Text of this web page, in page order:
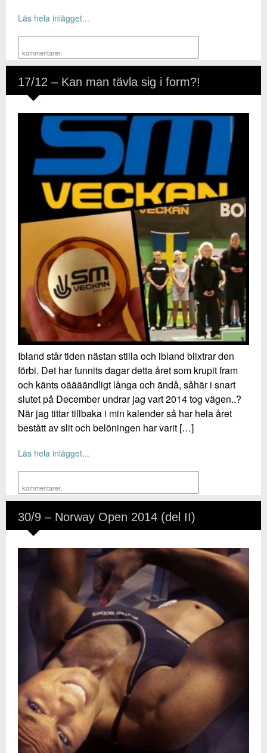
Läs hela inlägget...
kommentarer,
17/12 – Kan man tävla sig i form?!
Ibland står tiden nästan stilla och ibland blixtrar den
förbi. Det har funnits dagar detta året som krupit fram
och känts oäääändligt långa och ändå, såhär i snart
slutet på December undrar jag vart 2014 tog vägen..?
När jag tittar tillbaka i min kalender så har hela året
bestått av slit och belöningen har varit […]
Läs hela inlägget...
kommentarer,
30/9 – Norway Open 2014 (del II)